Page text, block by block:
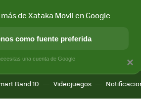
Y SOCIEDAD APLICACIONES
Band 10 Videojuegos
×
de Xataka Movil en Google
como fuente preferida
una cuenta de Google